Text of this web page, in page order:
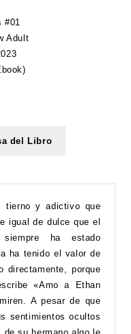
#01
Adult
del Libro
tierno y adictivo que
igual de dulce que el
ha estado
ha tenido el valor de
directamente, porque
«Amo a Ethan
A pesar de que
sentimientos ocultos